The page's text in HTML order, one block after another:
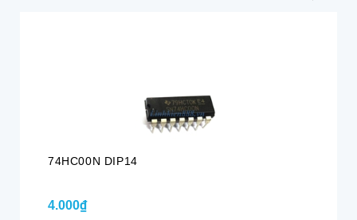
74HC00N DIP14
4.000₫